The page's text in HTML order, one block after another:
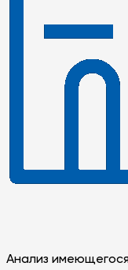
Анализ